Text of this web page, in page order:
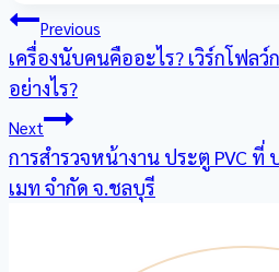
แนะแนว
เรื่อง
Previous
เครื่องนับคนคืออะไร? เวิร์กโฟลว์
อย่างไร?
Next
การสำรวจหน้างาน ประตู PVC ที่
เมท จำกัด จ.ชลบุรี